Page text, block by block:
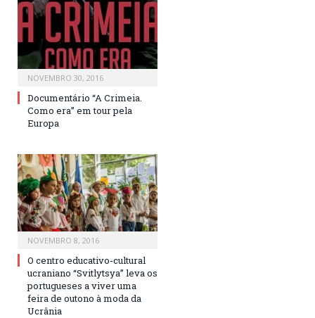
NOVEMBRO 30, 2016
Documentário “A Crimeia.
Como era” em tour pela
Europa
NOVEMBRO 8, 2016
O centro educativo-cultural
ucraniano “Svitlytsya” leva os
portugueses a viver uma
feira de outono à moda da
Ucrânia